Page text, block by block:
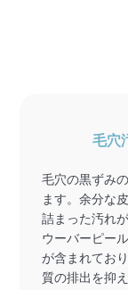
毛穴
毛穴の黒ずみ
ます。余分な
詰まった汚れ
ウーバーピー
が含まれてお
質の排出を抑